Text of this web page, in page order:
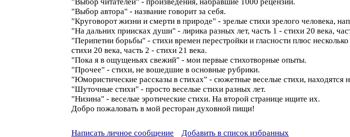
"Выбор автора" - название говорит за себя.
"Круговорот жизни и смерти в природе" - зрелые стихи зрелого человека,
"На дальних приисках души" - лирика разных лет, часть 1 - стихи 20 века,
"Перипетии борьбы" - стихи времен перестройки и гласности плюс
стихи 20 века, часть 2 - стихи 21 века.
"Пока я в ощущеньях свежий" - мои первые стихотворные опыты.
"Прочее" - стихи, не вошедшие в основные рубрики.
"Юмористические рассказы в стихах" - сюжетные веселые стихи, находятся
"Шуточные стихи" - просто веселые стихи разных лет.
"Низина" - веселые эротические стихи. На второй странице ищите их.
Добро пожаловать в мой ресторан духовной пищи!
Написать личное сообщение Добавить в список избранных